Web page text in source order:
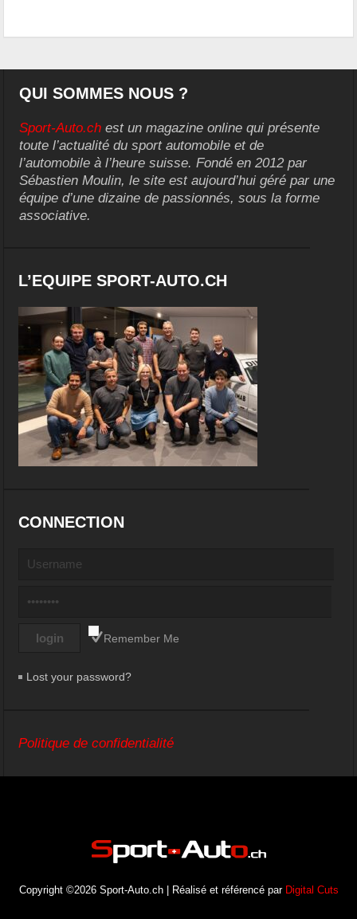
QUI SOMMES NOUS ?
Sport-Auto.ch est un magazine online qui présente
toute l’actualité du sport automobile et de
l’automobile à l’heure suisse. Fondé en 2012 par
Sébastien Moulin, le site est aujourd’hui géré par une
équipe d’une dizaine de passionnés, sous la forme
associative.
L’EQUIPE SPORT-AUTO.CH
CONNECTION
Remember Me
Lost your password?
Politique de confidentialité
Copyright ©2026 Sport-Auto.ch | Réalisé et référencé par Digital Cuts